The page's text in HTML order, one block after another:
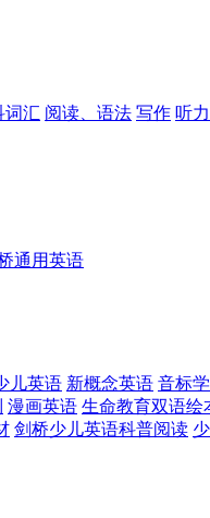
词汇 阅读、语法 写作 听
通用英语
儿英语 新概念英语 音标
漫画英语 生命教育双语绘
剑桥少儿英语科普阅读